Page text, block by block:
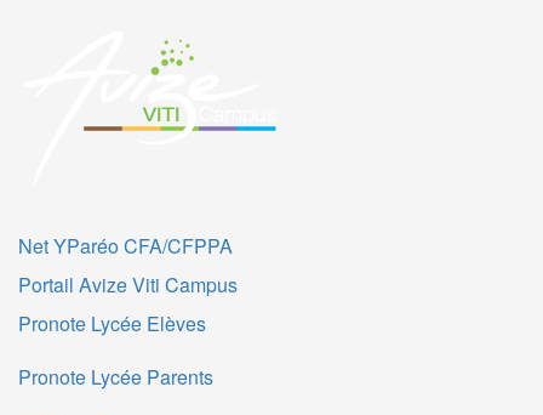
Net YParéo CFA/CFPPA
Portail Avize Viti Campus
Pronote Lycée Elèves
Pronote Lycée Parents